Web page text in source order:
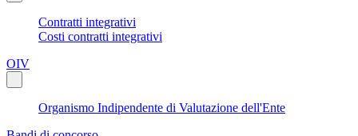
Contratti integrativi
Costi contratti integrativi
OIV
Organismo Indipendente di Valutazione dell'Ente